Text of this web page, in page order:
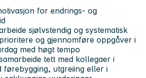
for endrings- og
sjølvstendig og systematisk
og gjennomføre oppgåver i
med høgt tempo
tett med kollegaer i
førebygging, utgreiing eller i